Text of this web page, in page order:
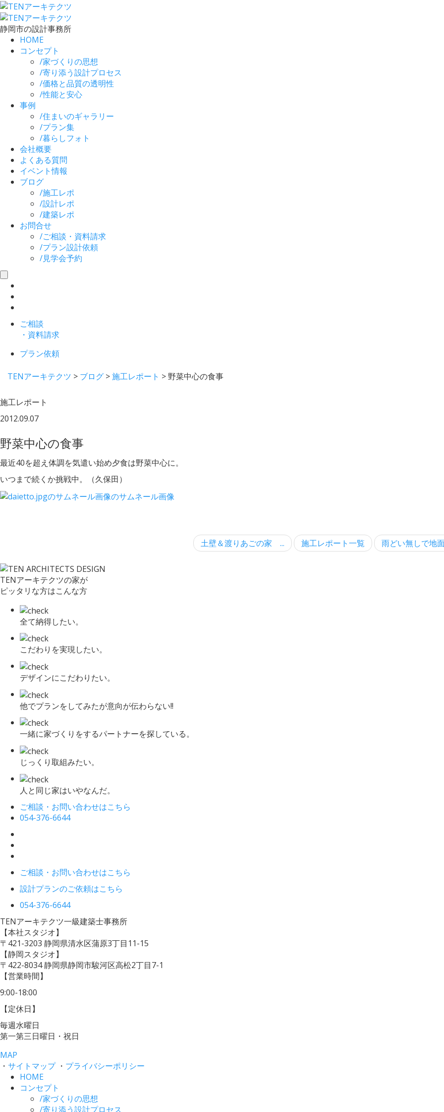
静岡市の設計事務所
HOME
コンセプト
/家づくりの思想
/寄り添う設計プロセス
/価格と品質の透明性
/性能と安心
事例
/住まいのギャラリー
/プラン集
/暮らしフォト
会社概要
よくある質問
イベント情報
ブログ
/施工レポ
/設計レポ
/建築レポ
お問合せ
/ご相談・資料請求
/プラン設計依頼
/見学会予約
toggle
navigation
ご相談
・資料請求
プラン依頼
TENアーキテクツ > ブログ >施工レポート >野菜中心の食事
施工レポート
2012.09.07
野菜中心の食事
最近40を超え体調を気遣い始め夕食は野菜中心に。
いつまで続くか挑戦中。（久保田）
土壁＆渡りあごの家 ... 施工レポート一覧 雨どい無しで地
TENアーキテクツの家が
ピッタリな方はこんな方
全て納得したい。
こだわりを実現したい。
デザインにこだわりたい。
他でプランをしてみたが意向が伝わらない!!
一緒に家づくりをするパートナーを探している。
じっくり取組みたい。
人と同じ家はいやなんだ。
ご相談・お問い合わせはこちら
054-376-6644
ご相談・お問い合わせはこちら
設計プランのご依頼はこちら
054-376-6644
TENアーキテクツ一級建築士事務所
【本社スタジオ】
〒421-3203 静岡県清水区蒲原3丁目11-15
【静岡スタジオ】
〒422-8034静岡県静岡市駿河区高松2丁目7-1
【営業時間】
9:00-18:00
【定休日】
毎週水曜日
第一第三日曜日・祝日
MAP
・ サイトマップ・ プライバシーポリシー
HOME
コンセプト
/家づくりの思想
/寄り添う設計プロセス